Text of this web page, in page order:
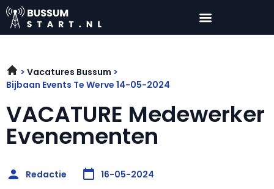
Vacatures Bussum
Bijbaan Events Te Werve 14-05-2024
VACATURE Medewerker
Evenementen
Redactie 16-05-2024